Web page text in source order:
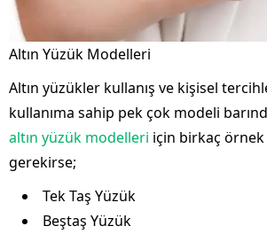
Altın Yüzük Modelleri
Altın yüzükler kullanış ve kişisel
kullanıma sahip pek çok modeli
altın yüzük modelleri için birkaç
gerekirse;
Tek Taş Yüzük
Beştaş Yüzük